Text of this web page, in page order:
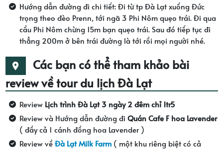
Hướng dẫn đường đi chi tiết: Đi từ tp Đà Lạt xuống Đức
trọng theo đèo Prenn, tới ngã 3 Phi Nôm quẹo trái. Đi qua
cầu Phi Nôm chừng 15m bạn quẹo trái. Sau đó tiếp tục đi
thẳng 200m ở bên trái đường là tới rồi mọi người nhé.
Các bạn có thể tham khảo bài
review về tour du lịch Đà Lạt
Review Lịch trình Đà Lạt 3 ngày 2 đêm chỉ 1tr5
Review và Hướng dẫn đường đi Quán Cafe F hoa Lavender
( đầy cả 1 cánh đồng hoa Lavender )
Review vềĐà Lạt Milk Farm( một khu riêng biệt có cả